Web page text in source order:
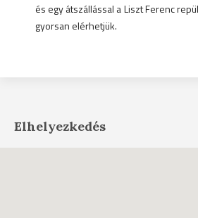
és egy átszállással a Liszt Ferenc
gyorsan elérhetjük.
Elhelyezkedés